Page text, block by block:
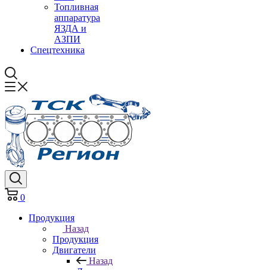
Топливная
аппаратура
ЯЗДА и
АЗПИ
Спецтехника
0
Продукция
Назад
Продукция
Двигатели
Назад